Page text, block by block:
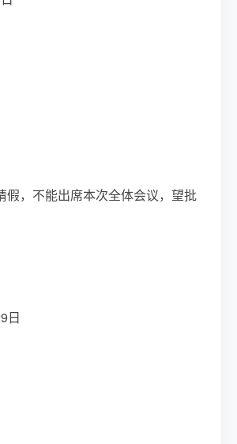
假，不能出席本次全体会议，望批
日